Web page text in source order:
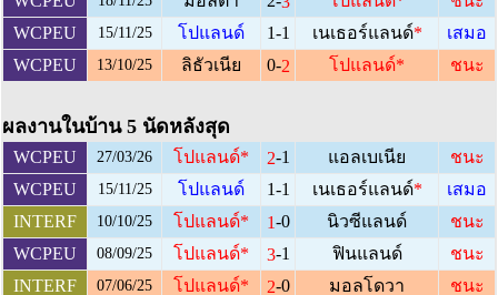
WCPEU
15/11/25 โปแลนด์ 1-1 เนเธอร์แลนด์*
เสมอ
WCPEU
13/10/25 ลิธัวเนีย 0-2 โปแลนด์* ชนะ
ผลงานในบ้าน 5 นัดหลังสุด
WCPEU 27/03/26 โปแลนด์* 2-1 แอลเบเนีย
ชนะ
WCPEU
15/11/25 โปแลนด์ 1-1 เนเธอร์แลนด์*
เสมอ
INTERF
10/10/25 โปแลนด์* 1-0 นิวซีแลนด์
ชนะ
WCPEU
08/09/25 โปแลนด์* 3-1 ฟินแลนด์
ชนะ
INTERF
07/06/25 โปแลนด์* 2-0 มอลโดวา ชนะ